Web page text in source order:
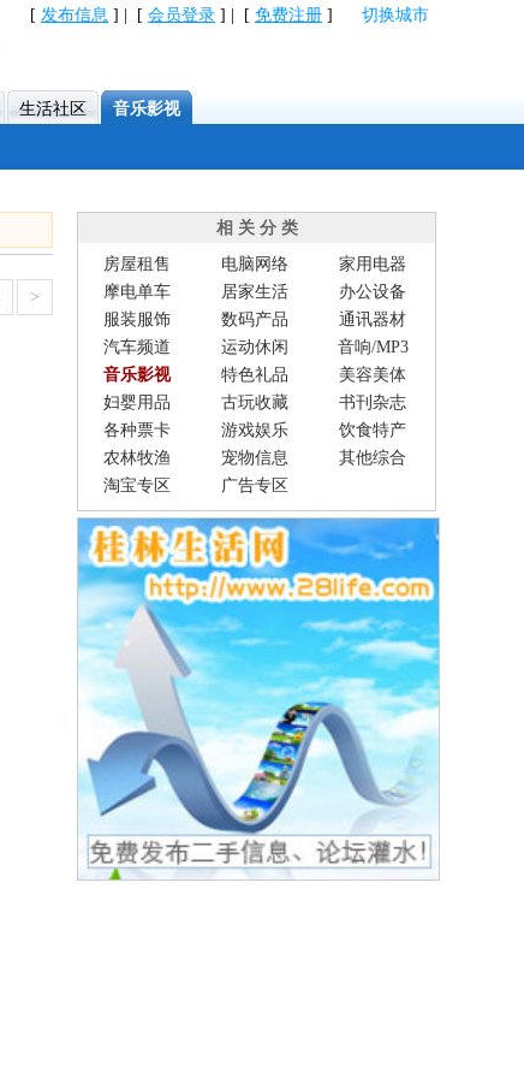
[ 发布信息 ] | [ 会员登录 ] | [ 免费注册 ] 切换城市
生活社区 音乐影视
>
相 关 分 类
房屋租售
电脑网络
家用电器
摩电单车
居家生活
办公设备
服装服饰
数码产品
通讯器材
汽车频道
运动休闲
音响/MP3
音乐影视
特色礼品
美容美体
妇婴用品
古玩收藏
书刊杂志
各种票卡
游戏娱乐
饮食特产
农林牧渔
宠物信息
其他综合
淘宝专区
广告专区